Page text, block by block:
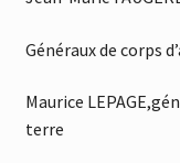
Généraux de corps
Maurice
terre